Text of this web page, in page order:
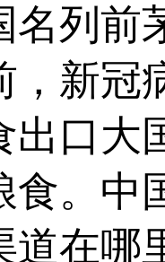
名列前
，新冠
出口大
食。中
道在哪